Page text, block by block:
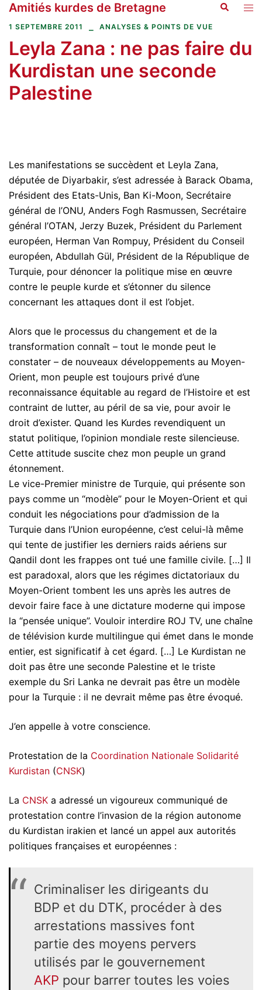
Aller
au
Amitiés kurdes de Bretagne
1 SEPTEMBRE 2011 ANALYSES & POINTS DE VUE
Leyla Zana : ne pas faire du
Kurdistan une seconde
Palestine
Les manifestations se succèdent et Leyla Zana,
députée de Diyarbakir, s’est adressée à Barack Obama,
Président des Etats-Unis, Ban Ki-Moon, Secrétaire
général de l’ONU, Anders Fogh Rasmussen, Secrétaire
général l’OTAN, Jerzy Buzek, Président du Parlement
européen, Herman Van Rompuy, Président du Conseil
européen, Abdullah Gül, Président de la République de
Turquie, pour dénoncer la politique mise en œuvre
contre le peuple kurde et s’étonner du silence
concernant les attaques dont il est l’objet.
Alors que le processus du changement et de la
transformation connaît – tout le monde peut le
constater – de nouveaux développements au Moyen-
Orient, mon peuple est toujours privé d’une
reconnaissance équitable au regard de l’Histoire et est
contraint de lutter, au péril de sa vie, pour avoir le
droit d’exister. Quand les Kurdes revendiquent un
statut politique, l’opinion mondiale reste silencieuse.
Cette attitude suscite chez mon peuple un grand
étonnement.
Le vice-Premier ministre de Turquie, qui présente son
pays comme un “modèle” pour le Moyen-Orient et qui
conduit les négociations pour d’admission de la
Turquie dans l’Union européenne, c’est celui-là même
qui tente de justifier les derniers raids aériens sur
Qandil dont les frappes ont tué une famille civile. […] Il
est paradoxal, alors que les régimes dictatoriaux du
Moyen-Orient tombent les uns après les autres de
devoir faire face à une dictature moderne qui impose
la “pensée unique”. Vouloir interdire ROJ TV, une chaîne
de télévision kurde multilingue qui émet dans le monde
entier, est significatif à cet égard. […] Le Kurdistan ne
doit pas être une seconde Palestine et le triste
exemple du Sri Lanka ne devrait pas être un modèle
pour la Turquie : il ne devrait même pas être évoqué.
J’en appelle à votre conscience.
Protestation de la Coordination Nationale Solidarité
Kurdistan (CNSK)
La CNSK a adressé un vigoureux communiqué de
protestation contre l’invasion de la région autonome
du Kurdistan irakien et lancé un appel aux autorités
politiques françaises et européennes :
Criminaliser les dirigeants du
BDP et du DTK, procéder à des
arrestations massives font
partie des moyens pervers
utilisés par le gouvernement
AKP pour barrer toutes les voies